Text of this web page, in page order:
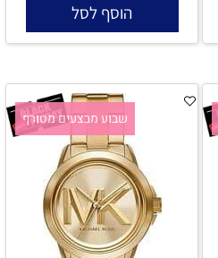
הוסף לסל
שבוע מבצעים מטורף